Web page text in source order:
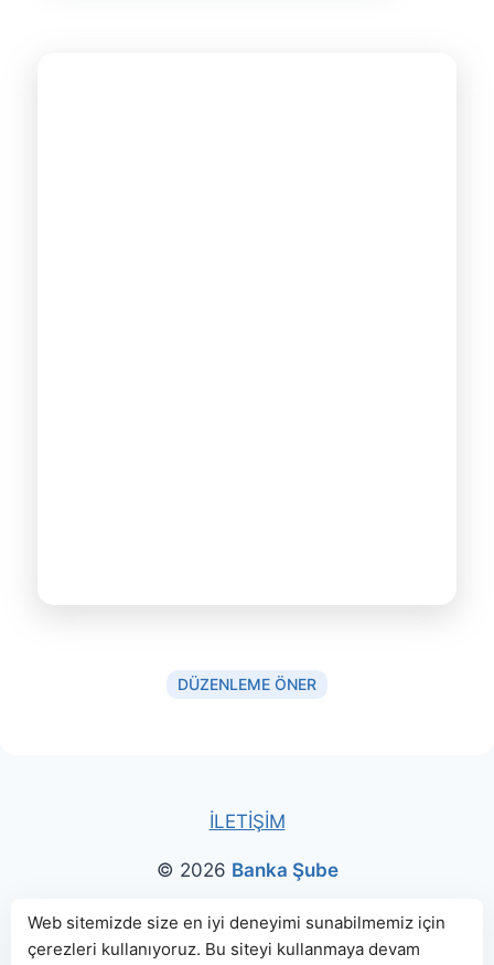
DÜZENLEME ÖNER
İLETİŞİM
© 2026 Banka Şube
Bu sitede paylaşılan banka bilgileri için kaynak olarak
genellikle TBBveBDDKweb sitelerinden faydalanılmış, harita
Web sitemizde size en iyi deneyimi sunabilmemiz için
çerezleri kullanıyoruz. Bu siteyi kullanmaya devam